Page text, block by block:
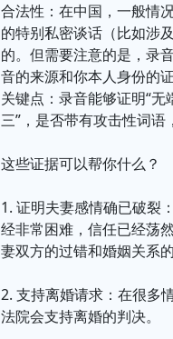
合法性：在中国，一般情
的特别私密谈话（比如涉
的。但需要注意的是，录
音的来源和你本人身份的
关键点：录音能够证明“无
三”，是否带有攻击性词语
这些证据可以帮你什么？
1. 证明夫妻感情确已破裂
经非常困难，信任已经荡
妻双方的过错和婚姻关系的
2. 支持离婚请求：在很多
法院会支持离婚的判决。